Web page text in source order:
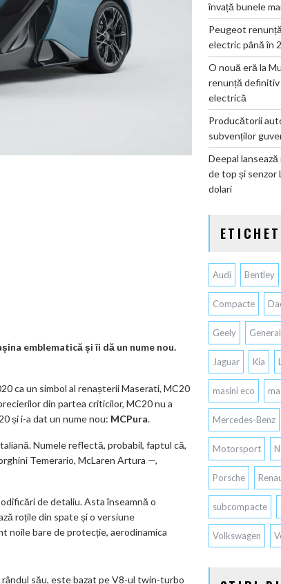
emblematică și îi dă un nume nou.
ca un simbol al renașterii Maserati, MC20
din partea criticilor, MC20 nu a
și i-a dat un nume nou: MCPura.
Numele reflectă, probabil, faptul că,
Temerario, McLaren Artura —,
de detaliu. Asta înseamnă o
roțile din spate și o versiune
noile bare de protecție, aerodinamica
său, este bazat pe V8-ul twin-turbo
învață bunele
Peugeot
electric până în
O nouă eră la
renunță definitiv
electrică
Producătorii
subvenților
Deepal
de top și senzor
dolari
Audi Bentley
Compacte
Geely
Jaguar Kia
masini eco
Mercedes-Benz
Motorsport
Porsche
subcompacte
Volkswagen